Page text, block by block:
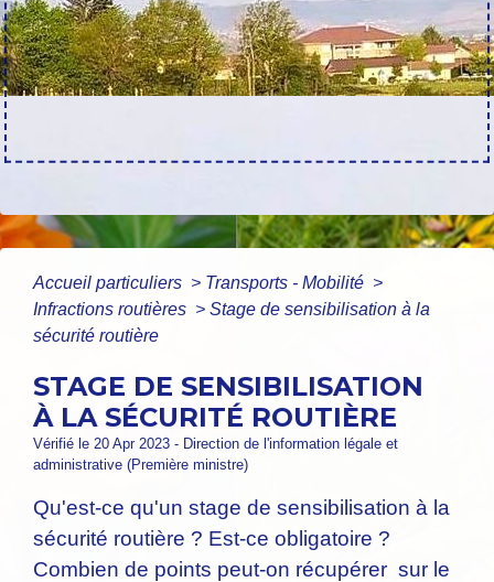
Accueil particuliers > Transports - Mobilité >
Infractions routières > Stage de sensibilisation à la
sécurité routière
STAGE DE SENSIBILISATION
À LA SÉCURITÉ ROUTIÈRE
Vérifié le 20 Apr 2023 - Direction de l'information légale et
administrative (Première ministre)
Qu'est-ce qu'un stage de sensibilisation à la
sécurité routière ? Est-ce obligatoire ?
Combien de points peut-on récupérer sur le